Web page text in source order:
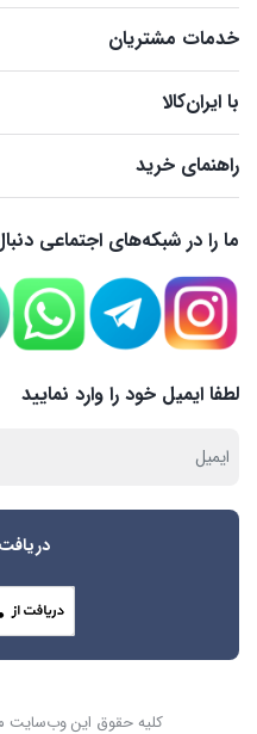
خدمات مشتریان
با ایران‌کالا
راهنمای خرید
ما را در شبکه‌های اجتماعی
لطفا ایمیل خود را وارد نمایید
کلیه حقوق این وب‌سایت